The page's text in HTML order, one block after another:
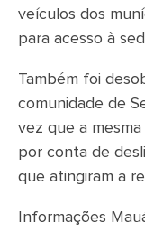
veículos dos
para acesso à
Também foi
comunidade de
vez que a
por conta de
que atingiram a
Informações